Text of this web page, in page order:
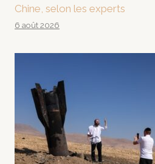
Chine, selon les experts
6 août 2026